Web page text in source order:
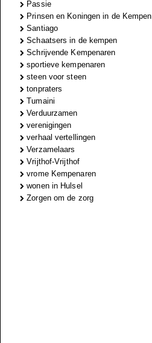
Passie
Prinsen en Koningen in de Kempen
Santiago
Schaatsers in de kempen
Schrijvende Kempenaren
sportieve kempenaren
steen voor steen
tonpraters
Tumaini
Verduurzamen
verenigingen
verhaal vertellingen
Verzamelaars
Vrijthof-Vrijthof
vrome Kempenaren
wonen in Hulsel
Zorgen om de zorg